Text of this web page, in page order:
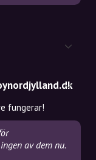
fungerar!
av dem nu.